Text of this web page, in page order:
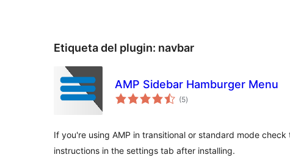
Etiqueta del plugin: navbar
AMP Sidebar Hamburger Menu
(5total
de
)
If you're using AMP in transitional or standard mode check
instructions in the settings tab after installing.